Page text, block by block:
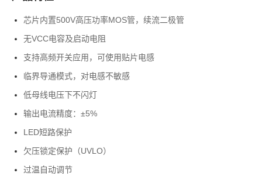
芯片内置500V高压功率MOS管，续流二极管
无VCC电容及启动电阻
支持高频开关应用，可使用贴片电感
临界导通模式，对电感不敏感
低母线电压下不闪灯
输出电流精度：±5%
LED短路保护
欠压锁定保护（UVLO）
过温自动调节